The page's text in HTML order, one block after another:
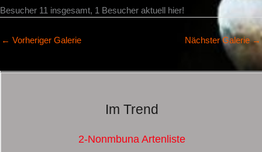
Besucher 11 insgesamt, 1 Besucher aktuell hier!
← Vorheriger Galerie Nächster Galerie→
Im Trend
2-Nonmbuna Artenliste